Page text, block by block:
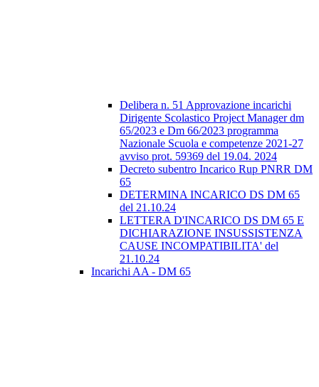
Delibera n. 51 Approvazione incarichi
Dirigente Scolastico Project Manager dm
65/2023 e Dm 66/2023 programma
Nazionale Scuola e competenze 2021-27
avviso prot. 59369 del 19.04. 2024
Decreto subentro Incarico Rup PNRR DM
65
DETERMINA INCARICO DS DM 65
del 21.10.24
LETTERA D'INCARICO DS DM 65 E
DICHIARAZIONE INSUSSISTENZA
CAUSE INCOMPATIBILITA' del
21.10.24
Incarichi AA - DM 65